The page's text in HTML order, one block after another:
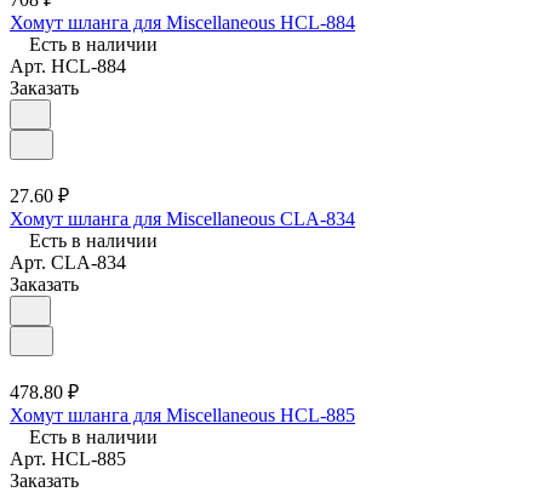
Хомут шланга для Miscellaneous HCL-884
Есть в наличии
Арт. HCL-884
Заказать
27.60 ₽
Хомут шланга для Miscellaneous CLA-834
Есть в наличии
Арт. CLA-834
Заказать
478.80 ₽
Хомут шланга для Miscellaneous HCL-885
Есть в наличии
Арт. HCL-885
Заказать